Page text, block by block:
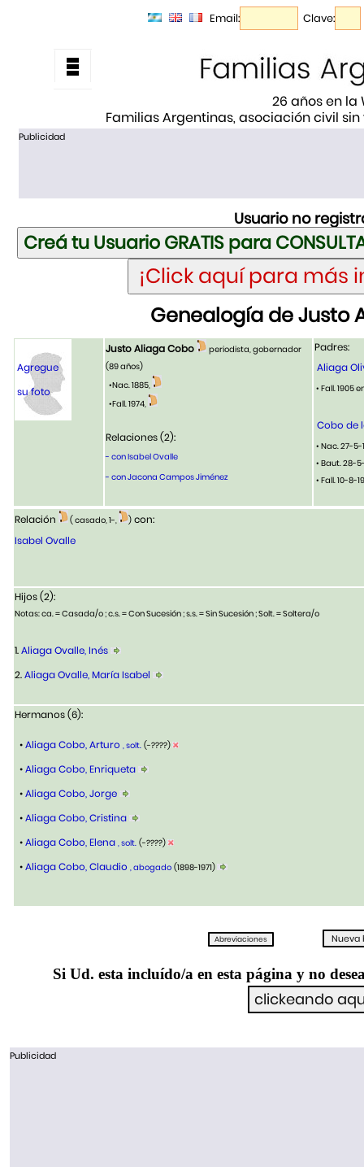
Email: Clave:
26 años en la
Familias Argentinas, asociación civil
Publicidad
Usuario no
Genealogía de Justo
Agregue
su foto
Justo Aliaga Cobo
periodista, gobernador
(89 años)
•Nac. 1885,
•Fall. 1974,
Relaciones (2):
- con Isabel Ovalle
- con Jacona Campos Jiménez
Padres:
Aliaga
• Fall. 1905
Cobo de
• Nac. 27-
• Baut. 28-
• Fall. 10-8-
Relación ( casado, 1-, ) con:
Isabel Ovalle
Hijos (2):
Notas: ca. = Casada/o ; c.s. = Con Sucesión ; s.s. = Sin Sucesión ; Solt. = Soltera/o
1.Aliaga Ovalle, Inés
2.Aliaga Ovalle, María Isabel
Hermanos (6):
•Aliaga Cobo, Arturo , solt. (-????)
•Aliaga Cobo, Enriqueta
•Aliaga Cobo, Jorge
•Aliaga Cobo, Cristina
•Aliaga Cobo, Elena , solt. (-????)
•Aliaga Cobo, Claudio , abogado (1898-1971)
Si Ud. esta incluído/a en esta página y no
Publicidad